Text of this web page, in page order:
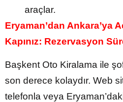
araçlar.
Eryaman’dan Ankara’ya
Kapınız: Rezervasyon
Başkent Oto Kiralama ile
son derece kolaydır. Web
telefonla veya